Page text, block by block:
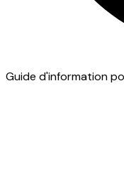
Guide d'information